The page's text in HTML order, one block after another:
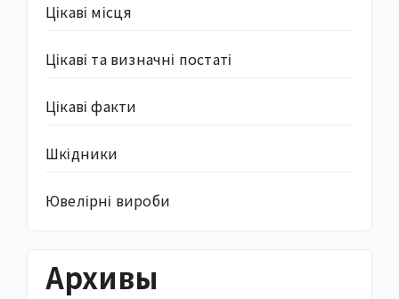
Цікаві місця
Цікаві та визначні постаті
Цікаві факти
Шкідники
Ювелірні вироби
Архивы